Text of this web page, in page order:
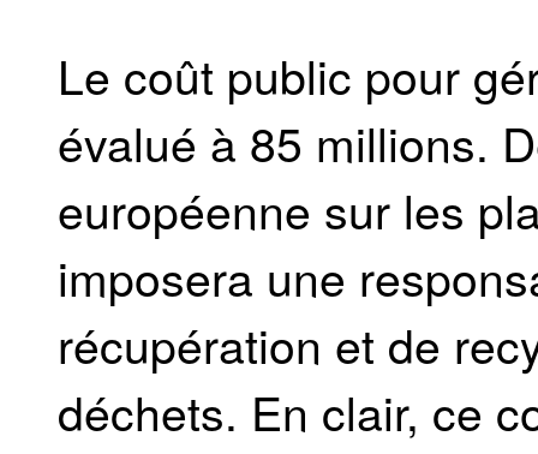
Le coût public pour
évalué à 85 millions.
européenne sur les
imposera une
récupération et de
déchets. En clair, ce